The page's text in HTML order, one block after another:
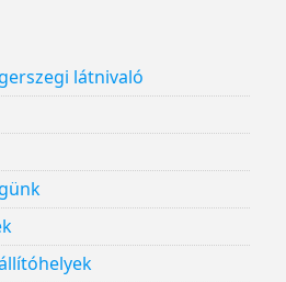
látnivaló